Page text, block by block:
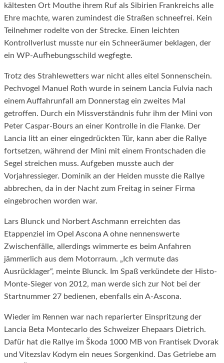
kältesten Ort Mouthe ihrem Ruf als Sibirien Frankreichs alle
Ehre machte, waren zumindest die Straßen schneefrei. Kein
Teilnehmer rodelte von der Strecke. Einen leichten
Kontrollverlust musste nur ein Schneeräumer beklagen, der
ein WP-Aufhebungsschild wegfegte.
Trotz des Strahlewetters war nicht alles eitel Sonnenschein.
Pechvogel Manuel Roth wurde in seinem Lancia Fulvia nach
einem Auffahrunfall am Donnerstag ein zweites Mal
getroffen. Durch ein Missverständnis fuhr ihm der Mini von
Peter Caspar-Bours an einer Kontrolle in die Flanke. Der
Lancia litt an einer eingedrückten Tür, kann aber die Rallye
fortsetzen, während der Mini mit einem Frontschaden die
Segel streichen muss. Aufgeben musste auch der
Vorjahressieger. Dominik an der Heiden musste die Rallye
abbrechen, da in der Nacht zum Freitag in seiner Firma
eingebrochen worden war.
Lars Blunck und Norbert Aschmann erreichten das
Etappenziel im Opel Ascona A ohne nennenswerte
Zwischenfälle, allerdings wimmerte es beim Anfahren
jämmerlich aus dem Motorraum. „Ich vermute das
Ausrücklager“, meinte Blunck. Im Spaß verkündete der Histo-
Monte-Sieger von 2012, man werde sich zur Not bei der
Startnummer 27 bedienen, ebenfalls ein A-Ascona.
Wieder im Rennen war nach reparierter Einspritzung der
Lancia Beta Montecarlo des Schweizer Ehepaars Dietrich.
Dafür hat die Rallye im Škoda 1000 MB von Frantisek Dvorak
und Vitezslav Kodym ein neues Sorgenkind. Das Getriebe am